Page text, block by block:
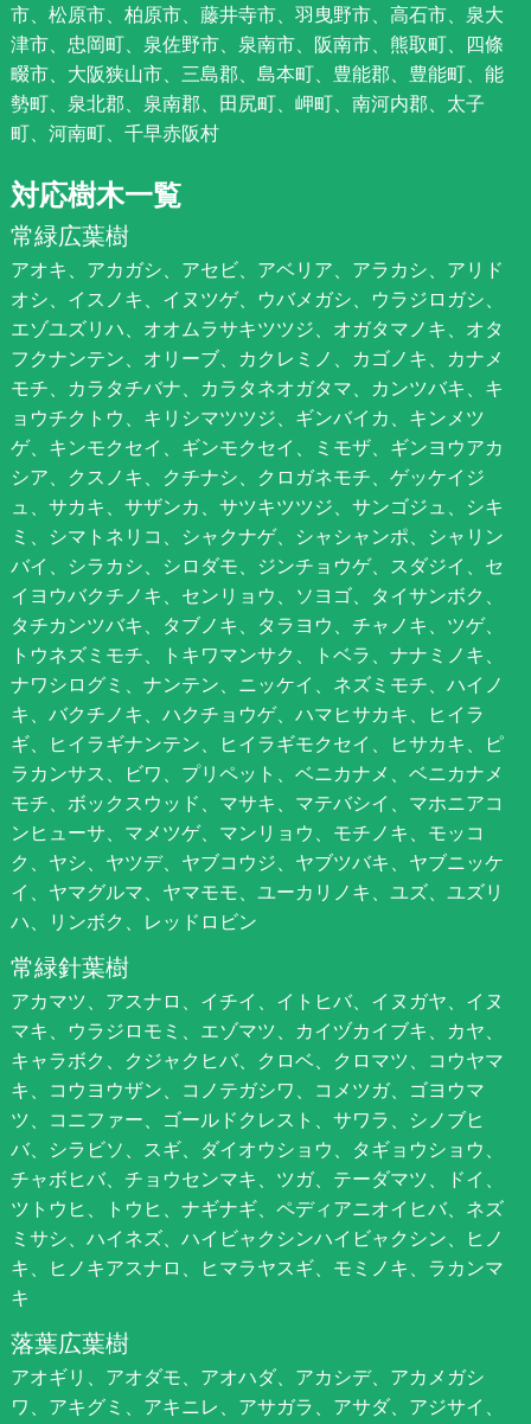
市、松原市、柏原市、藤井寺市、羽曳野市、高石市、泉大
津市、忠岡町、泉佐野市、泉南市、阪南市、熊取町、四條
畷市、大阪狭山市、三島郡、島本町、豊能郡、豊能町、能
勢町、泉北郡、泉南郡、田尻町、岬町、南河内郡、太子
町、河南町、千早赤阪村
対応樹木一覧
常緑広葉樹
アオキ、アカガシ、アセビ、アベリア、アラカシ、アリド
オシ、イスノキ、イヌツゲ、ウバメガシ、ウラジロガシ、
エゾユズリハ、オオムラサキツツジ、オガタマノキ、オタ
フクナンテン、オリーブ、カクレミノ、カゴノキ、カナメ
モチ、カラタチバナ、カラタネオガタマ、カンツバキ、キ
ョウチクトウ、キリシマツツジ、ギンバイカ、キンメツ
ゲ、キンモクセイ、ギンモクセイ、ミモザ、ギンヨウアカ
シア、クスノキ、クチナシ、クロガネモチ、ゲッケイジ
ュ、サカキ、サザンカ、サツキツツジ、サンゴジュ、シキ
ミ、シマトネリコ、シャクナゲ、シャシャンポ、シャリン
バイ、シラカシ、シロダモ、ジンチョウゲ、スダジイ、セ
イヨウバクチノキ、センリョウ、ソヨゴ、タイサンボク、
タチカンツバキ、タブノキ、タラヨウ、チャノキ、ツゲ、
トウネズミモチ、トキワマンサク、トベラ、ナナミノキ、
ナワシログミ、ナンテン、ニッケイ、ネズミモチ、ハイノ
キ、バクチノキ、ハクチョウゲ、ハマヒサカキ、ヒイラ
ギ、ヒイラギナンテン、ヒイラギモクセイ、ヒサカキ、ピ
ラカンサス、ビワ、プリペット、ベニカナメ、ベニカナメ
モチ、ボックスウッド、マサキ、マテバシイ、マホニアコ
ンヒューサ、マメツゲ、マンリョウ、モチノキ、モッコ
ク、ヤシ、ヤツデ、ヤブコウジ、ヤブツバキ、ヤブニッケ
イ、ヤマグルマ、ヤマモモ、ユーカリノキ、ユズ、ユズリ
ハ、リンボク、レッドロビン
常緑針葉樹
アカマツ、アスナロ、イチイ、イトヒバ、イヌガヤ、イヌ
マキ、ウラジロモミ、エゾマツ、カイヅカイブキ、カヤ、
キャラボク、クジャクヒバ、クロベ、クロマツ、コウヤマ
キ、コウヨウザン、コノテガシワ、コメツガ、ゴヨウマ
ツ、コニファー、ゴールドクレスト、サワラ、シノブヒ
バ、シラビソ、スギ、ダイオウショウ、タギョウショウ、
チャボヒバ、チョウセンマキ、ツガ、テーダマツ、ドイ、
ツトウヒ、トウヒ、ナギナギ、ペディアニオイヒバ、ネズ
ミサシ、ハイネズ、ハイビャクシンハイビャクシン、ヒノ
キ、ヒノキアスナロ、ヒマラヤスギ、モミノキ、ラカンマ
キ
落葉広葉樹
アオギリ、アオダモ、アオハダ、アカシデ、アカメガシ
ワ、アキグミ、アキニレ、アサガラ、アサダ、アジサイ、